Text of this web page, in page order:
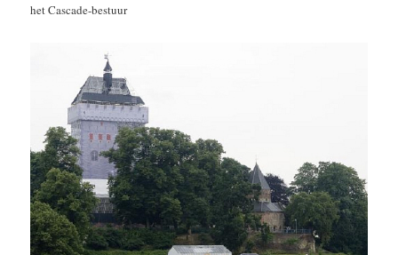
het Cascade-bestuur